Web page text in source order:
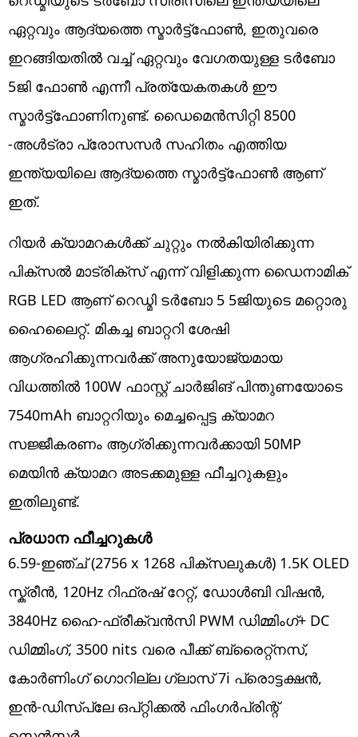
ഏറ്റവും ആദ്യത്തെ സ്മാർട്ട്ഫോൺ, ഇതുവരെ
ഇറങ്ങിയതിൽ വച്ച് ഏറ്റവും വേഗതയുള്ള ടർബോ
5ജി ഫോൺ എന്നീ പ്രത്യേകതകൾ ഈ
സ്മാർട്ട്ഫോണിനുണ്ട്. ഡൈമെൻസിറ്റി 8500
-അൾട്രാ പ്രോസസർ സഹിതം എത്തിയ
ഇന്ത്യയിലെ ആദ്യത്തെ സ്മാർട്ട്ഫോൺ ആണ്
ഇത്.
റിയർ ക്യാമറകൾക്ക് ചുറ്റും നൽകിയിരിക്കുന്ന
പിക്സൽ മാട്രിക്സ് എന്ന് വിളിക്കുന്ന ഡൈനാമിക്
RGB LED ആണ് റെഡ്മി ടർബോ 5 5ജിയുടെ മറ്റൊരു
ഹൈ​ലൈറ്റ്. മികച്ച ബാറ്ററി ശേഷി
ആഗ്രഹിക്കുന്നവർക്ക് അ‌നുയോജ്യമായ
വിധത്തിൽ 100W ഫാസ്റ്റ് ചാർജിങ് പിന്തുണയോടെ
7540mAh ബാറ്ററിയും മെച്ചപ്പെട്ട ക്യാമറ
സജ്ജീകരണം ആഗ്രിക്കുന്നവർക്കായി 50MP​
മെയിൻ ക്യാമറ അ‌ടക്കമുള്ള ഫീച്ചറുകളും
ഇതിലുണ്ട്.
പ്രധാന ഫീച്ചറുകൾ
6.59-ഇഞ്ച് (2756 x 1268 പിക്സലുകൾ) 1.5K OLED
സ്ക്രീൻ, 120Hz റിഫ്രഷ് റേറ്റ്, ഡോൾബി വിഷൻ,
3840Hz ഹൈ-ഫ്രീക്വൻസി PWM ഡിമ്മിംഗ്+ DC
ഡിമ്മിംഗ്, 3500 nits വരെ പീക്ക് ബ്രൈറ്റ്നസ്,
കോർണിംഗ് ഗൊറില്ല ഗ്ലാസ് 7i പ്രൊട്ടക്ഷൻ,
ഇൻ-ഡിസ്പ്ലേ ഒപ്റ്റിക്കൽ ഫിംഗർപ്രിന്റ്